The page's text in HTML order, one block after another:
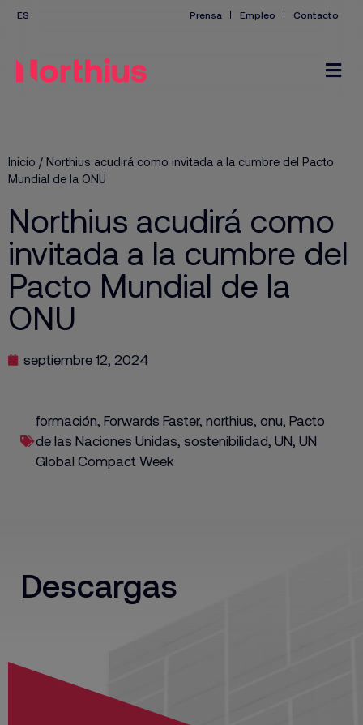
Prensa Empleo Contacto
Inicio / Northius acudirá como invitada a la cumbre del Pacto
Mundial de la ONU
Northius acudirá como
invitada a la cumbre del
Pacto Mundial de la
ONU
septiembre 12, 2024
formación, Forwards Faster, northius, onu, Pacto
de las Naciones Unidas, sostenibilidad, UN, UN
Global Compact Week
Descargas